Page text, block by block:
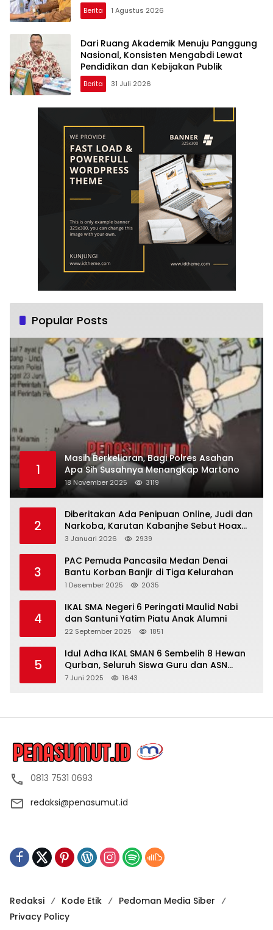
Berita 1 Agustus 2026
Dari Ruang Akademik Menuju Panggung
Nasional, Konsisten Mengabdi Lewat
Pendidikan dan Kebijakan Publik
Berita 31 Juli 2026
Popular Posts
1
Masih Berkeliaran, Bagi Polres Asahan
Apa Sih Susahnya Menangkap Martono
18 November 2025 3119
2
Diberitakan Ada Penipuan Online, Judi dan
Narkoba, Karutan Kabanjhe Sebut Hoax
dan Berita Tak Beryanggungjawab
3 Januari 2026 2939
3
PAC Pemuda Pancasila Medan Denai
Bantu Korban Banjir di Tiga Kelurahan
1 Desember 2025 2035
4
IKAL SMA Negeri 6 Peringati Maulid Nabi
dan Santuni Yatim Piatu Anak Alumni
22 September 2025 1851
5
Idul Adha IKAL SMAN 6 Sembelih 8 Hewan
Qurban, Seluruh Siswa Guru dan ASN
Dapat Daging
7 Juni 2025 1643
0813 7531 0693
redaksi@penasumut.id
Redaksi Kode Etik
Pedoman Media Siber
Privacy Policy